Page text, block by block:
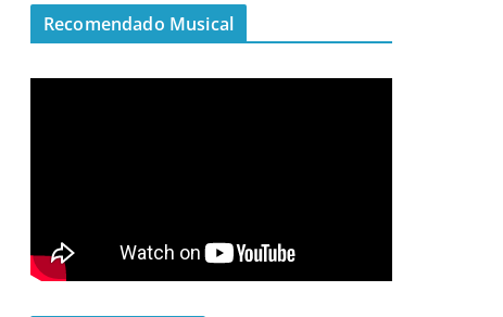
Recomendado Musical